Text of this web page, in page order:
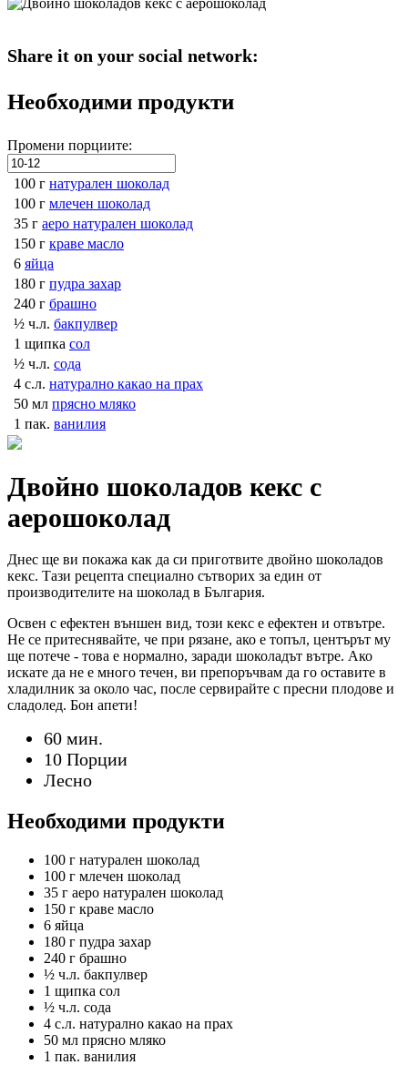
Share it on your social network:
Необходими продукти
Промени порциите:
100 г натурален шоколад
100 г млечен шоколад
35 г аеро натурален шоколад
150 г краве масло
6 яйца
180 г пудра захар
240 г брашно
½ ч.л. бакпулвер
1 щипка сол
½ ч.л. сода
4 с.л. натурално какао на прах
50 мл прясно мляко
1 пак. ванилия
Двойно шоколадов кекс с
аерошоколад
Днес ще ви покажа как да си приготвите двойно шоколадов
кекс. Тази рецепта специално сътворих за един от
производителите на шоколад в България.
Освен с ефектен външен вид, този кекс е ефектен и отвътре.
Не се притеснявайте, че при рязане, ако е топъл, центърът му
ще потече - това е нормално, заради шоколадът вътре. Ако
искате да не е много течен, ви препоръчвам да го оставите в
хладилник за около час, после сервирайте с пресни плодове и
сладолед. Бон апети!
60 мин.
10 Порции
Лесно
Необходими продукти
100 г натурален шоколад
100 г млечен шоколад
35 г аеро натурален шоколад
150 г краве масло
6 яйца
180 г пудра захар
240 г брашно
½ ч.л. бакпулвер
1 щипка сол
½ ч.л. сода
4 с.л. натурално какао на прах
50 мл прясно мляко
1 пак. ванилия